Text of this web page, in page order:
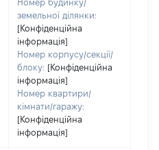
Номер будинку/
земельної ділянки:
[Конфіденційна
інформація]
Номер корпусу/секції/
блоку: [Конфіденційна
інформація]
Номер квартири/
кімнати/гаражу:
[Конфіденційна
інформація]